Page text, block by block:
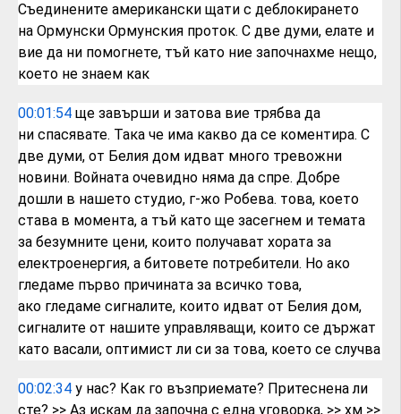
Съединените американски щати с деблокирането
на Ормунски Ормунския проток. С две думи, елате и
вие да ни помогнете, тъй като ние започнахме нещо,
което не знаем как
00:01:54 ще завърши и затова вие трябва да
ни спасявате. Така че има какво да се коментира. С
две думи, от Белия дом идват много тревожни
новини. Войната очевидно няма да спре. Добре
дошли в нашето студио, г-жо Робева. това, което
става в момента, а тъй като ще засегнем и темата
за безумните цени, които получават хората за
електроенергия, а битовете потребители. Но ако
гледаме първо причината за всичко това,
ако гледаме сигналите, които идват от Белия дом,
сигналите от нашите управляващи, които се държат
като васали, оптимист ли си за това, което се случва
00:02:34 у нас? Как го възприемате? Притеснена ли
сте? >> Аз искам да започна с една уговорка, >> хм >>